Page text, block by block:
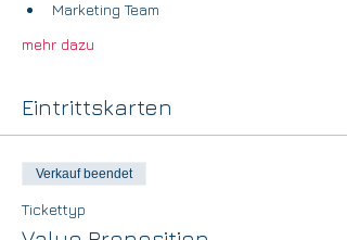
Marketing Team
mehr dazu
Eintrittskarten
Verkauf beendet
Tickettyp